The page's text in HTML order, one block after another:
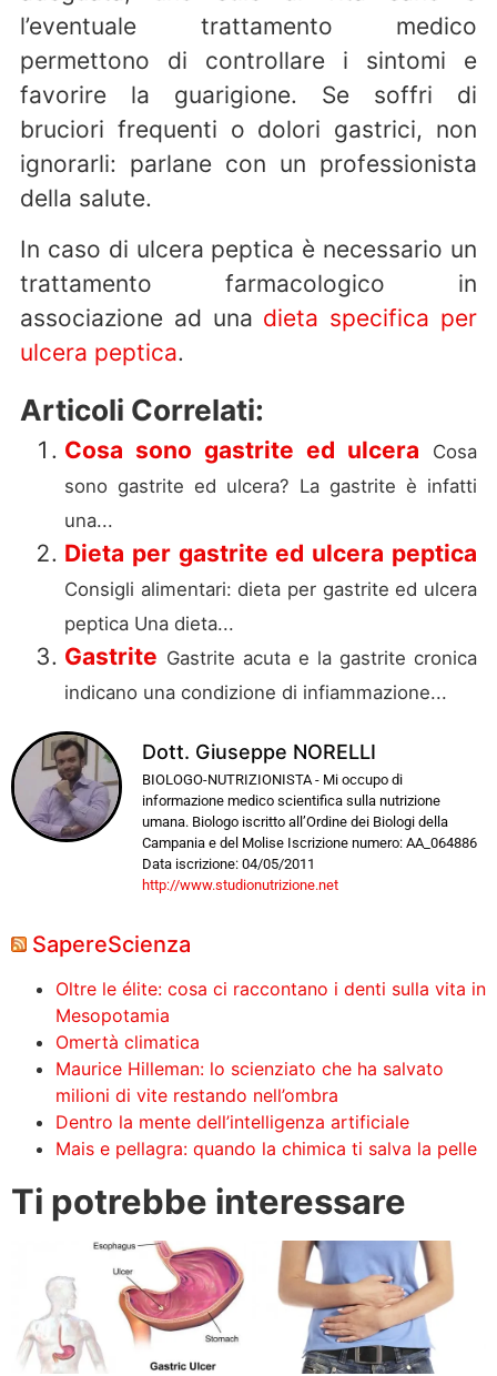
l’eventuale trattamento medico
permettono di controllare i sintomi e
favorire la guarigione. Se soffri di
bruciori frequenti o dolori gastrici, non
ignorarli: parlane con un professionista
della salute.
In caso di ulcera peptica è necessario un
trattamento farmacologico in
associazione ad una dieta specifica per
ulcera peptica.
Articoli Correlati:
Cosa sono gastrite ed ulcera
Cosa
sono gastrite ed ulcera? La gastrite è infatti
una...
Dieta per gastrite ed ulcera peptica
Consigli alimentari: dieta per gastrite ed ulcera
peptica Una dieta...
Gastrite Gastrite acuta e la gastrite cronica
indicano una condizione di infiammazione...
Dott. Giuseppe NORELLI
BIOLOGO-NUTRIZIONISTA - Mi occupo di
informazione medico scientifica sulla nutrizione
umana. Biologo iscritto all’Ordine dei Biologi della
Campania e del Molise Iscrizione numero: AA_064886
Data iscrizione: 04/05/2011
http://www.studionutrizione.net
SapereScienza
Oltre le élite: cosa ci raccontano i denti sulla vita in
Mesopotamia
Omertà climatica
Maurice Hilleman: lo scienziato che ha salvato
milioni di vite restando nell’ombra
Dentro la mente dell’intelligenza artificiale
Mais e pellagra: quando la chimica ti salva la pelle
Ti potrebbe interessare